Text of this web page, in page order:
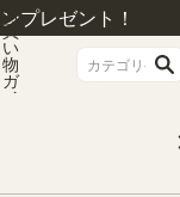
プレゼント！
お
買
い
物
ガ
イ
カウンター下 プッシ